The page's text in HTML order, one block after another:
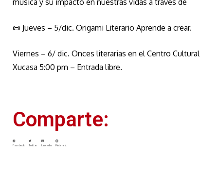
música y su impacto en nuestras vidas a través de
📜 Jueves – 5/dic. Origami Literario Aprende a crear.
Viernes – 6/ dic. Onces literarias en el Centro Cultural
Xucasa 5:00 pm – Entrada libre.
Comparte:
Facebook Twitter LinkedIn Pinterest